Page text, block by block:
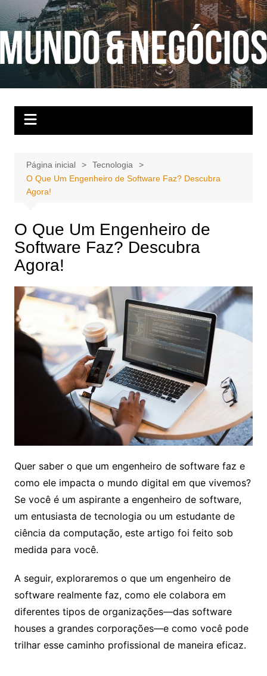
para
conteúdo
Página inicial
Tecnologia
O Que Um Engenheiro de Software Faz? Descubra
Agora!
O Que Um Engenheiro de
Software Faz? Descubra
Agora!
Quer saber o que um engenheiro de software faz e
como ele impacta o mundo digital em que vivemos?
Se você é um aspirante a engenheiro de software,
um entusiasta de tecnologia ou um estudante de
ciência da computação, este artigo foi feito sob
medida para você.
A seguir, exploraremos o que um engenheiro de
software realmente faz, como ele colabora em
diferentes tipos de organizações—das software
houses a grandes corporações—e como você pode
trilhar esse caminho profissional de maneira eficaz.